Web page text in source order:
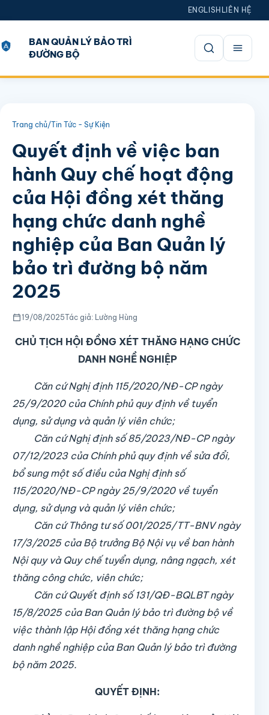
ENGLISH LIÊN HỆ
BAN QUẢN LÝ BẢO TRÌ
ĐƯỜNG BỘ
Mở tìm kiếm
Trang chủ/Tin Tức - Sự Kiện
Quyết định về việc ban
hành Quy chế hoạt động
của Hội đồng xét thăng
hạng chức danh nghề
nghiệp của Ban Quản lý
bảo trì đường bộ năm
2025
19/08/2025Tác giả: Lường Hùng
CHỦ TỊCH HỘI ĐỒNG XÉT THĂNG HẠNG CHỨC
DANH NGHỀ NGHIỆP
Căn cứ Nghị định 115/2020/NĐ-CP ngày
25/9/2020 của Chính phủ quy định về tuyển
dụng, sử dụng và quản lý viên chức;
Căn cứ Nghị định số 85/2023/NĐ-CP ngày
07/12/2023 của Chính phủ quy định về sửa đổi,
bổ sung một số điều của Nghị định số
115/2020/NĐ-CP ngày 25/9/2020 về tuyển
dụng, sử dụng và quản lý viên chức;
Căn cứ Thông tư số 001/2025/TT-BNV ngày
17/3/2025 của Bộ trưởng Bộ Nội vụ về ban hành
Nội quy và Quy chế tuyển dụng, nâng ngạch, xét
thăng công chức, viên chức;
Căn cứ Quyết định số 131/QĐ-BQLBT ngày
15/8/2025 của Ban Quản lý bảo trì đường bộ về
việc thành lập Hội đồng xét thăng hạng chức
danh nghề nghiệp của Ban Quản lý bảo trì đường
bộ năm 2025.
QUYẾT ĐỊNH: